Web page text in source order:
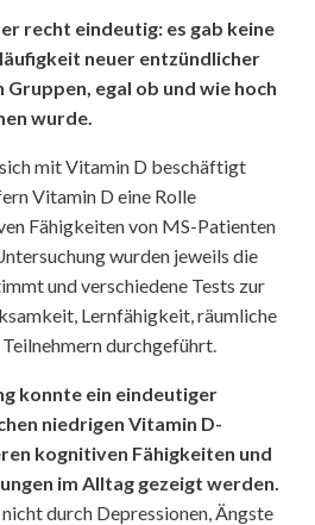
recht eindeutig: es gab keine
neuer entzündlicher
egal ob und wie hoch
wurde.
mit Vitamin D beschäftigt
Vitamin D eine Rolle
Fähigkeiten von MS-Patienten
wurden jeweils die
und verschiedene Tests zur
Lernfähigkeit, räumliche
durchgeführt.
konnte ein eindeutiger
niedrigen Vitamin D-
kognitiven Fähigkeiten und
im Alltag gezeigt werden.
durch Depressionen, Ängste